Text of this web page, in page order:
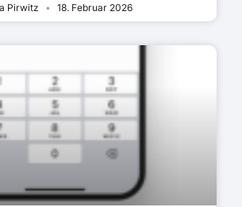
Pirwitz 18. Februar 2026